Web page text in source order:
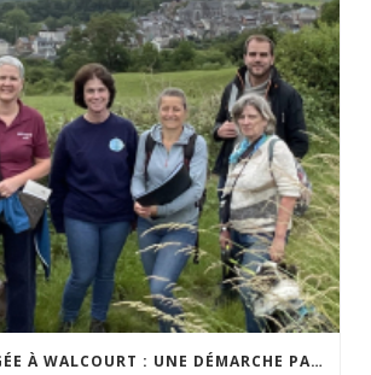
VISITE PARTAGÉE À WALCOURT : UNE DÉMARCHE PARTICIPATIVE ANIMÉE PAR ESPACE ENVIRONNEMENT